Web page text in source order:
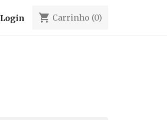
Login shopping_cart Carrinho (0)